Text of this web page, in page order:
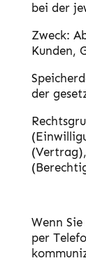
bei der
Zweck:
Kunden,
der
Wenn
per